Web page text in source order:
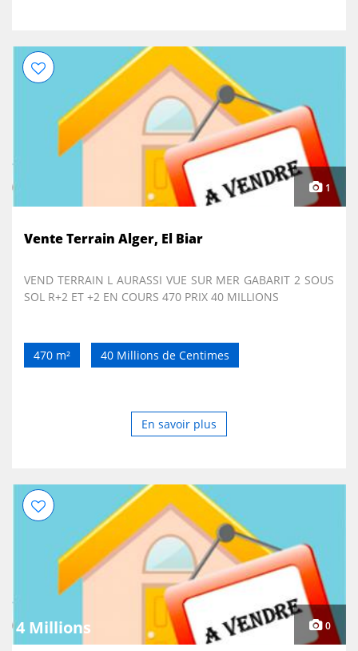
1
Vente Terrain Alger, El Biar
VEND TERRAIN L AURASSI VUE SUR MER GABARIT 2 SOUS
SOL R+2 ET +2 EN COURS 470 PRIX 40 MILLIONS
470 m² 40 Millions de Centimes
En savoir plus
4 Millions 0